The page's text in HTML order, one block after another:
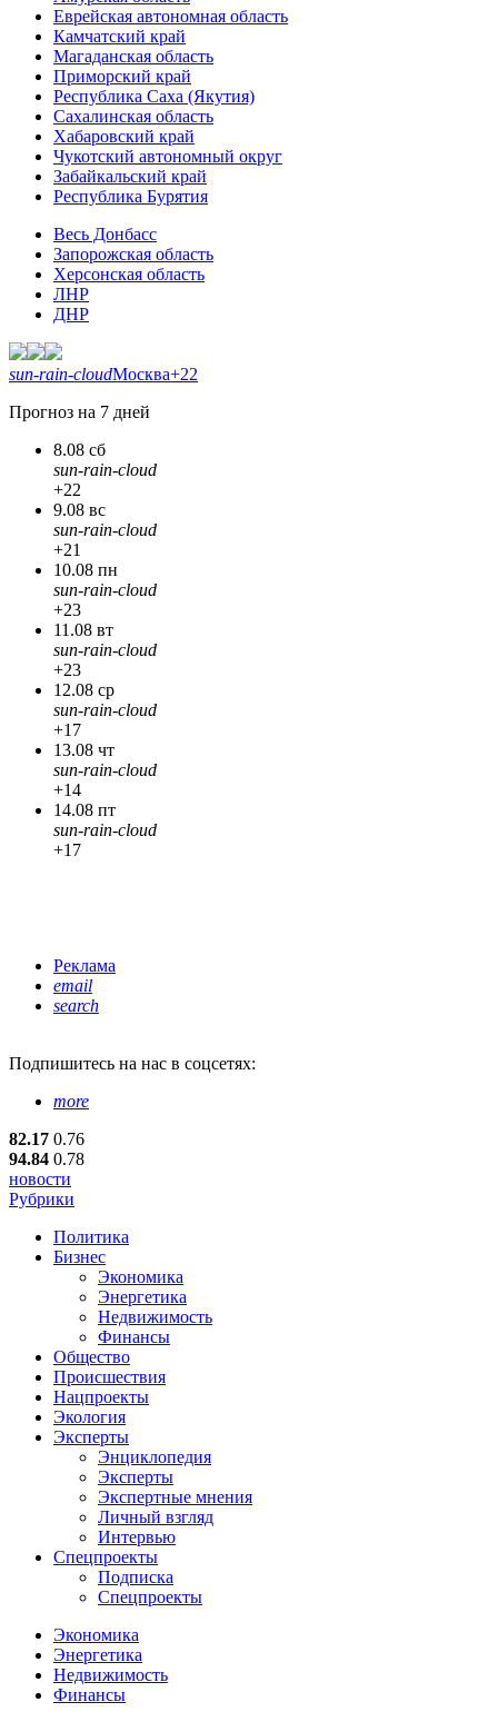
Еврейская автономная область
Камчатский край
Магаданская область
Приморский край
Республика Саха (Якутия)
Сахалинская область
Хабаровский край
Чукотский автономный округ
Забайкальский край
Республика Бурятия
Весь Донбасс
Запорожская область
Херсонская область
ЛНР
ДНР
sun-rain-cloudМосква+22
Прогноз на 7 дней
8.08 сб
sun-rain-cloud
+22
9.08 вс
sun-rain-cloud
+21
10.08 пн
sun-rain-cloud
+23
11.08 вт
sun-rain-cloud
+23
12.08 ср
sun-rain-cloud
+17
13.08 чт
sun-rain-cloud
+14
14.08 пт
sun-rain-cloud
+17
Реклама
email
search
Подпишитесь на нас в соцсетях:
more
82.17 0.76
94.84 0.78
новости
Рубрики
Политика
Бизнес
Экономика
Энергетика
Недвижимость
Финансы
Общество
Происшествия
Нацпроекты
Экология
Эксперты
Энциклопедия
Эксперты
Экспертные мнения
Личный взгляд
Интервью
Спецпроекты
Подписка
Спецпроекты
Экономика
Энергетика
Недвижимость
Финансы